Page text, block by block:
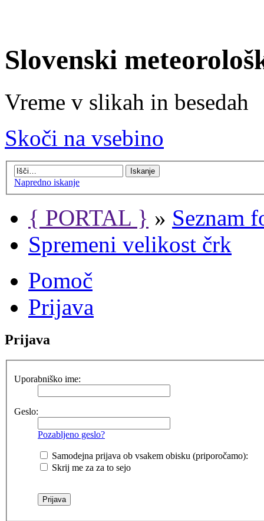
Slovenski
Vreme v slikah in besedah
Skoči na vsebino
Napredno iskanje
{ PORTAL } » Seznam
Spremeni velikost črk
Pomoč
Prijava
Prijava
Uporabniško ime:
Geslo:
Pozabljeno geslo?
Samodejna prijava ob vsakem obisku (priporočamo):
Skrij me za za to sejo